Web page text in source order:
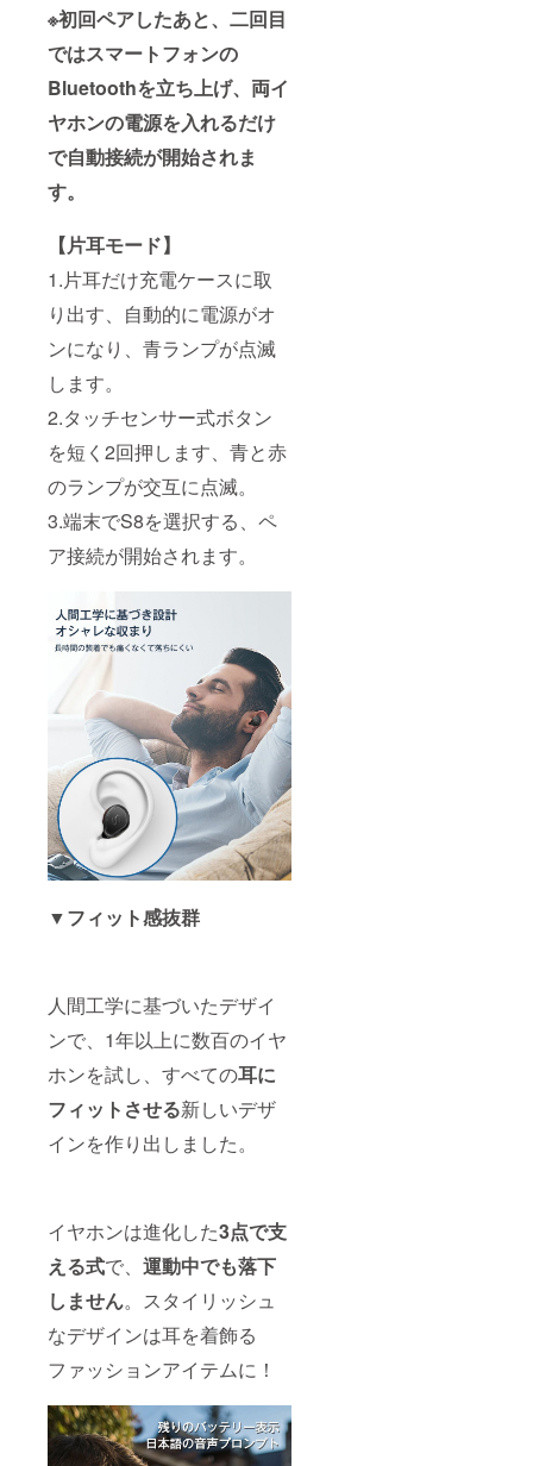
※初回ペアしたあと、二回目
ではスマートフォンの
Bluetoothを立ち上げ、両イ
ヤホンの電源を入れるだけ
で自動接続が開始されま
す。
【片耳モード】
1.片耳だけ充電ケースに取
り出す、自動的に電源がオ
ンになり、青ランプが点滅
します。
2.タッチセンサー式ボタン
を短く2回押します、青と赤
のランプが交互に点滅。
3.端末でS8を選択する、ペ
ア接続が開始されます。
▼フィット感抜群
人間工学に基づいたデザイ
ンで、1年以上に数百のイヤ
ホンを試し、すべての耳に
フィットさせる新しいデザ
インを作り出しました。
イヤホンは進化した3点で支
える式で、 運動中でも落下
しません。スタイリッシュ
なデザインは耳を着飾る
ファッションアイテムに！